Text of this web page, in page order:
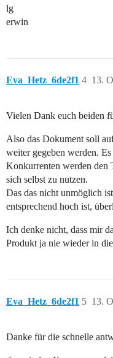
lg
erwin
Eva_Hetz_6de2f1 13.
4
Vielen Dank euch beiden
Also das Dokument soll
weiter gegeben werden.
Konkurrenten werden den
sich selbst zu nutzen.
Das das nicht unmöglich
entsprechend hoch ist,
Ich denke nicht, dass mir
Produkt ja nie wieder in
Eva_Hetz_6de2f1 13.
5
Danke für die schnelle